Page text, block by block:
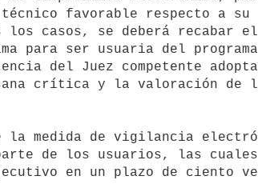
favorable respecto a su
casos, se deberá recabar el
para ser usuaria del
del Juez competente
sana crítica y la valoración de
de los usuarios, las
en un plazo de ciento